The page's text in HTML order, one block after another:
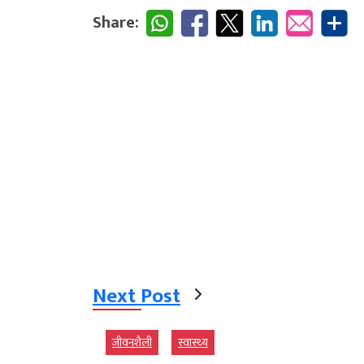
Share:
Next Post
जीवनशैली स्‍वास्‍थ्‍य